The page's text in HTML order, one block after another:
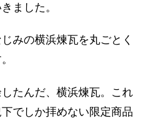
ました。
みの横浜煉瓦を丸ごとく
たんだ、横浜煉瓦。これ
でしか拝めない限定商品